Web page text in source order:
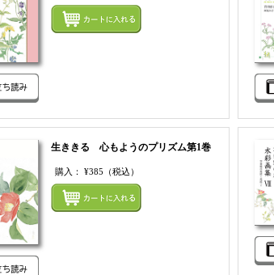
まと
生ききる 心もようのプリズム第1巻
購入： ¥385 （税込）
まと